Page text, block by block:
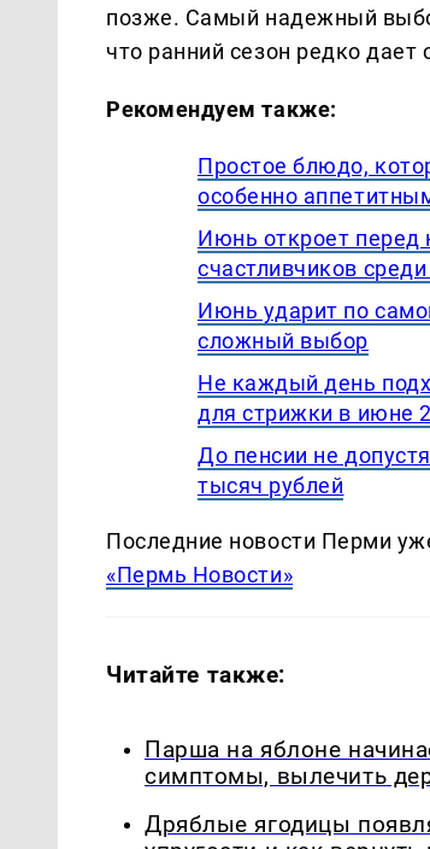
позже. Самый надежный
что ранний сезон редко
Рекомендуем также:
Простое блюдо,
особенно
Июнь откроет перед
счастливчиков
Июнь ударит по
сложный выбор
Не каждый день
для стрижки в июне
До пенсии не
тысяч рублей
Последние новости Перми
«Пермь Новости»
Читайте также:
Парша на яблоне
симптомы, вылечить
Дряблые ягодицы